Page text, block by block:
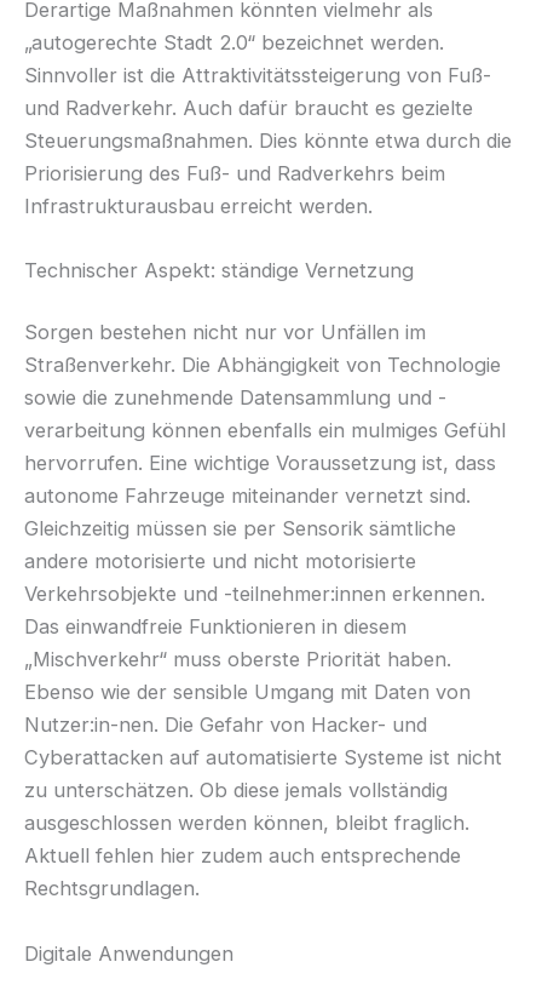
Derartige Maßnahmen könnten vielmehr als
„autogerechte Stadt 2.0“ bezeichnet werden.
Sinnvoller ist die Attraktivitätssteigerung von Fuß-
und Radverkehr. Auch dafür braucht es gezielte
Steuerungsmaßnahmen. Dies könnte etwa durch die
Priorisierung des Fuß- und Radverkehrs beim
Infrastrukturausbau erreicht werden.
Technischer Aspekt: ständige Vernetzung
Sorgen bestehen nicht nur vor Unfällen im
Straßenverkehr. Die Abhängigkeit von Technologie
sowie die zunehmende Datensammlung und -
verarbeitung können ebenfalls ein mulmiges Gefühl
hervorrufen. Eine wichtige Voraussetzung ist, dass
autonome Fahrzeuge miteinander vernetzt sind.
Gleichzeitig müssen sie per Sensorik sämtliche
andere motorisierte und nicht motorisierte
Verkehrsobjekte und -teilnehmer:innen erkennen.
Das einwandfreie Funktionieren in diesem
„Mischverkehr“ muss oberste Priorität haben.
Ebenso wie der sensible Umgang mit Daten von
Nutzer:in-nen. Die Gefahr von Hacker- und
Cyberattacken auf automatisierte Systeme ist nicht
zu unterschätzen. Ob diese jemals vollständig
ausgeschlossen werden können, bleibt fraglich.
Aktuell fehlen hier zudem auch entsprechende
Rechtsgrundlagen.
Digitale Anwendungen